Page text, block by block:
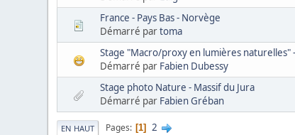
France - Pays Bas - Norvège
Démarré partoma
Stage "Macro/proxy en lumières naturelles"
Démarré par Fabien Dubessy
Stage photo Nature - Massif du Jura
Démarré par Fabien Gréban
EN HAUT Pages 1 2